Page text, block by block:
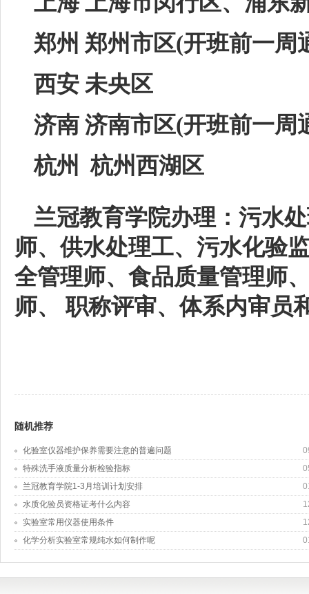
郑州 郑州市区(开班前一周
西安 未央区
济南 济南市区(开班前一周
杭州 杭州西湖区
兰冠教育学院办理：污水
师、供水处理工、污水化验
全管理师、食品质量管理师
师、 职称评审、体系内审员
随机推荐
化验室仪器维护保养需要注意的普遍问题
特殊洗手液质量分析检验指标
兰冠教育学院1-3月培训计划安排
水质化验员资格证考什么内容
实验室常用仪器使用条件
化学分析实验室常规纯水如何制作呢